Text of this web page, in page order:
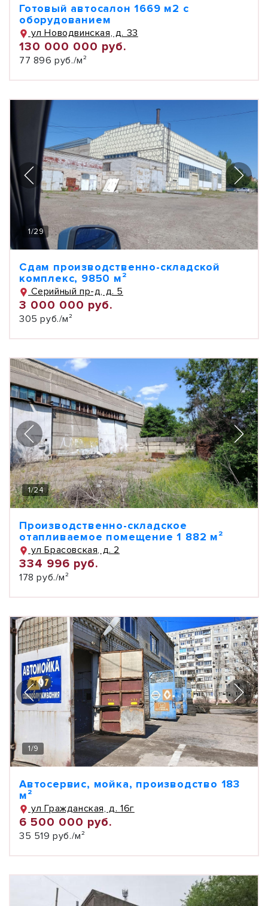
Готовый автосалон 1669 м2 с
оборудованием
ул Новодвинская, д. 33
130 000 000 руб.
77 896 руб./м²
1/29
Сдам производственно-складской
комплекс, 9850 м²
Серийный пр-д, д. 5
3 000 000 руб.
305 руб./м²
1/24
Производственно-складское
отапливаемое помещение 1 882 м²
ул Брасовская, д. 2
334 996 руб.
178 руб./м²
1/9
Автосервис, мойка, производство 183
м²
ул Гражданская, д. 16г
6 500 000 руб.
35 519 руб./м²